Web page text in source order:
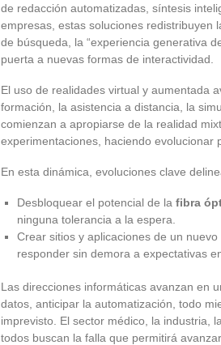
de redacción automatizadas, síntesis
empresas, estas soluciones redistribuyen
de búsqueda, la “experiencia generativa
puerta a nuevas formas de interactividad.
El uso de realidades virtual y aumentada
formación, la asistencia a distancia, la
comienzan a apropiarse de la realidad
experimentaciones, haciendo evolucionar
En esta dinámica, evoluciones clave
Desbloquear el potencial de la fibra
ninguna tolerancia a la espera.
Crear sitios y aplicaciones de un
responder sin demora a expectativas
Las direcciones informáticas avanzan en
datos, anticipar la automatización, todo
imprevisto. El sector médico, la industria,
todos buscan la falla que permitirá